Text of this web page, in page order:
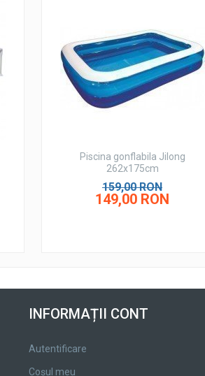
Piscina gonflabila Jilong
262x175cm
159,00 RON
149,00 RON
INFORMAȚII CONT
Autentificare
Coșul meu